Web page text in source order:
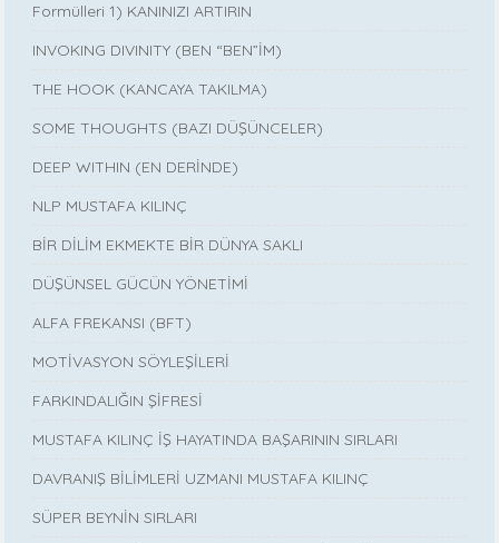
Formülleri 1) KANINIZI ARTIRIN
INVOKING DIVINITY (BEN “BEN”İM)
THE HOOK (KANCAYA TAKILMA)
SOME THOUGHTS (BAZI DÜŞÜNCELER)
DEEP WITHIN (EN DERİNDE)
NLP MUSTAFA KILINÇ
BİR DİLİM EKMEKTE BİR DÜNYA SAKLI
DÜŞÜNSEL GÜCÜN YÖNETİMİ
ALFA FREKANSI (BFT)
MOTİVASYON SÖYLEŞİLERİ
FARKINDALIĞIN ŞİFRESİ
MUSTAFA KILINÇ İŞ HAYATINDA BAŞARININ SIRLARI
DAVRANIŞ BİLİMLERİ UZMANI MUSTAFA KILINÇ
SÜPER BEYNİN SIRLARI